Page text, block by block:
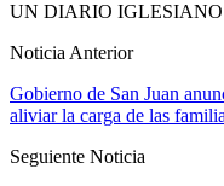
UN DIARIO IGLESIANO
Noticia Anterior
Gobierno de San Juan
aliviar la carga de las
Seguiente Noticia